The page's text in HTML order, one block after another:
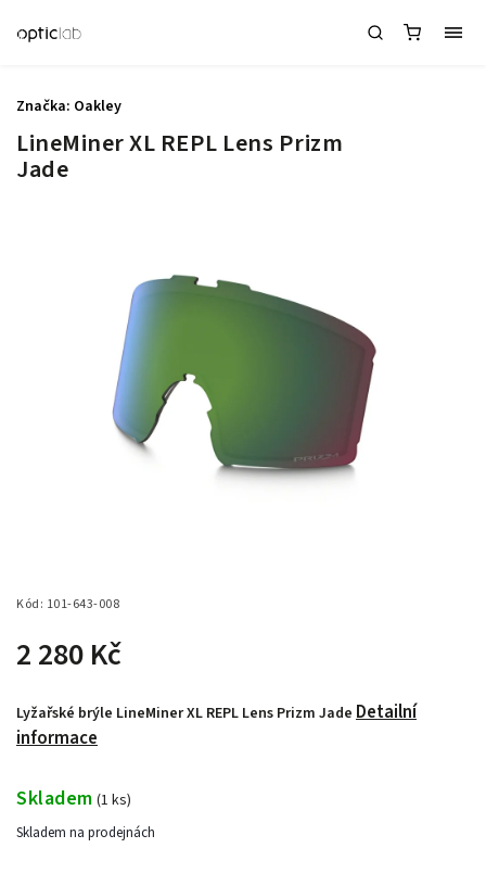
LineMiner XL REPL Lens Prizm
Jade
Kód: 101-643-008
2 280 Kč
Lyžařské brýle LineMiner XL REPL Lens Prizm Jade Detailní
informace
Značka: Oakley
Skladem (1 ks)
Skladem na prodejnách